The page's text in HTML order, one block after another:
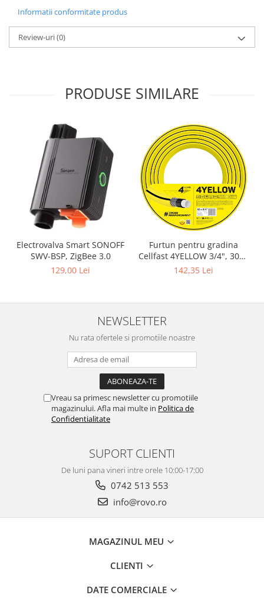
Informatii conformitate produs
Review-uri(0)
PRODUSE SIMILARE
Electrovalva Smart SONOFF
SWV-BSP, ZigBee 3.0
129,00 Lei
Furtun pentru gradina
Cellfast 4YELLOW 3/4", 30m,
4 straturi, protectie UV,
142,35 Lei
NEWSLETTER
Nu rata ofertele si promotiile noastre
Vreau sa primesc newsletter cu promotiile
magazinului. Afla mai multe in Politica de
Confidentialitate
SUPORT CLIENTI
De luni pana vineri intre orele 10:00-17:00
0742 513 553
info@rovo.ro
MAGAZINUL MEU
CLIENTI
DATE COMERCIALE